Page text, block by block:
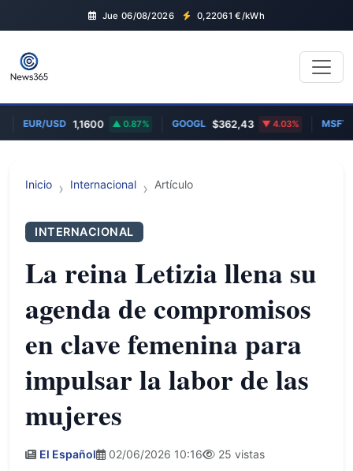
Jue 06/08/2026 0,22061 €/kWh
EUR/USD 1,1600 0.87% GOOGL $362,43 4.03% MSFT
Inicio Internacional Artículo
INTERNACIONAL
La reina Letizia llena su
agenda de compromisos
en clave femenina para
impulsar la labor de las
mujeres
El Español 02/06/2026 10:16 25 vistas